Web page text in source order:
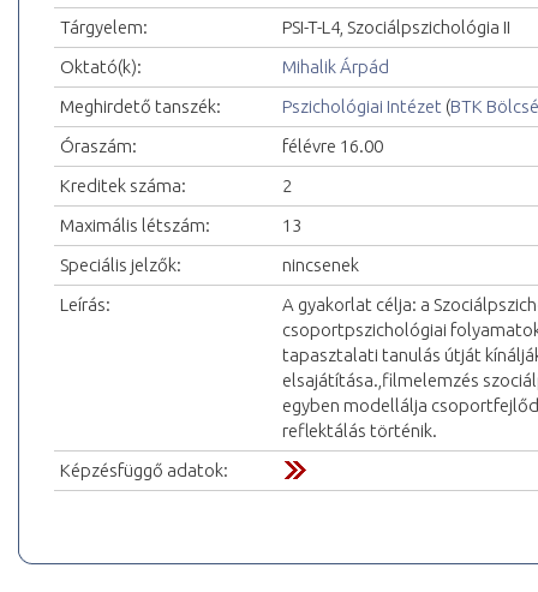
Tárgyelem:
PSI-T-L4, Szociálpszichológia II
Oktató(k):
Mihalik Árpád
Meghirdető tanszék:
Pszichológiai Intézet (BTK
Óraszám:
félévre 16.00
Kreditek száma:
2
Maximális létszám:
13
Speciális jelzők:
nincsenek
Leírás:
A gyakorlat célja: a
csoportpszichológiai
tapasztalati tanulás útját
elsajátítása.,filmelemzés
egyben modellálja
reflektálás történik.
Képzésfüggő adatok: